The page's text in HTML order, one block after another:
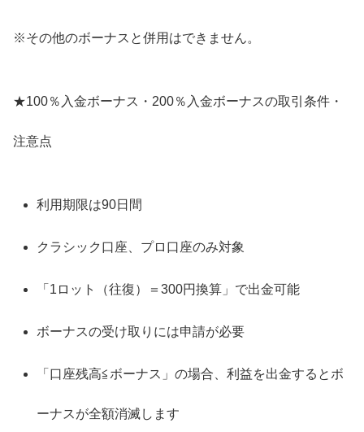
※その他のボーナスと併用はできません。
★100％入金ボーナス・200％入金ボーナスの取引条件・
注意点
利用期限は90日間
クラシック口座、プロ口座のみ対象
「1ロット（往復）＝300円換算」で出金可能
ボーナスの受け取りには申請が必要
「口座残高≦ボーナス」の場合、利益を出金するとボ
ーナスが全額消滅します